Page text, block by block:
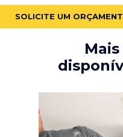
SOLICITE UM